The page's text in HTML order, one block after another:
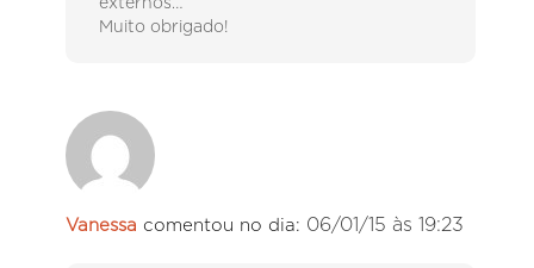
externos…
Muito obrigado!
Vanessa comentou no dia: 06/01/15 às 19:23